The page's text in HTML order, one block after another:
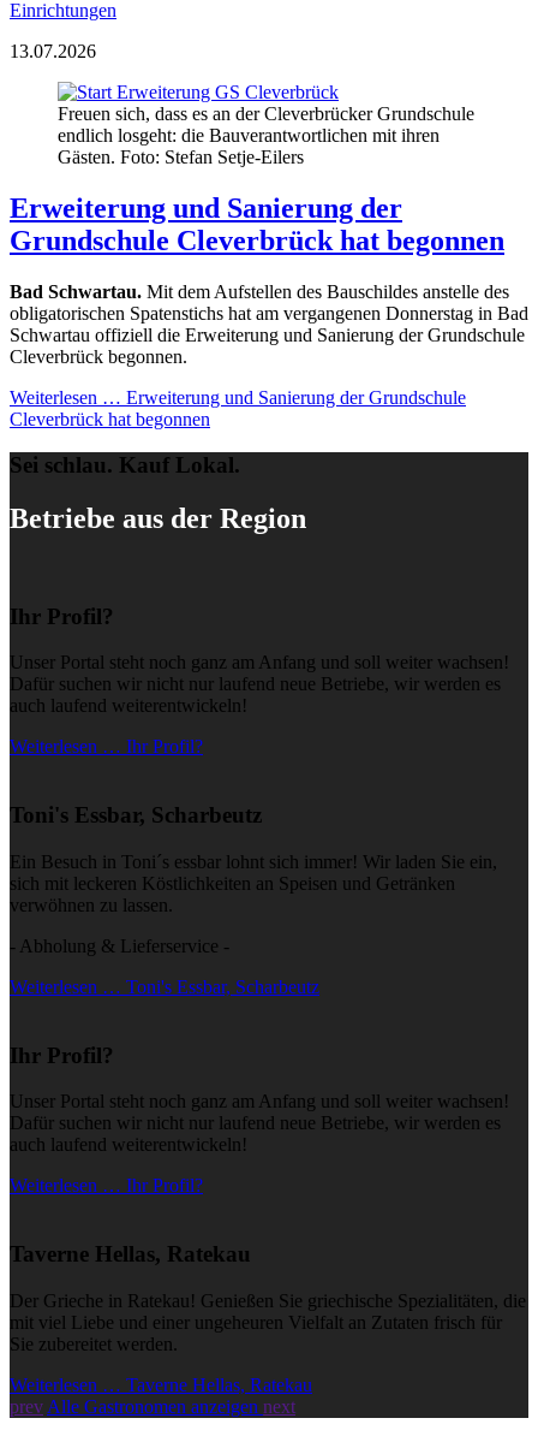
Einrichtungen
13.07.2026
Freuen sich, dass es an der Cleverbrücker Grundschule
endlich losgeht: die Bauverantwortlichen mit ihren
Gästen. Foto: Stefan Setje-Eilers
Erweiterung und Sanierung der
Grundschule Cleverbrück hat begonnen
Bad Schwartau. Mit dem Aufstellen des Bauschildes anstelle des
obligatorischen Spatenstichs hat am vergangenen Donnerstag in Bad
Schwartau offiziell die Erweiterung und Sanierung der Grundschule
Cleverbrück begonnen.
Weiterlesen … Erweiterung und Sanierung der Grundschule
Cleverbrück hat begonnen
Sei schlau. Kauf Lokal.
Betriebe aus der Region
Ihr Profil?
Unser Portal steht noch ganz am Anfang und soll weiter wachsen!
Dafür suchen wir nicht nur laufend neue Betriebe, wir werden es
auch laufend weiterentwickeln!
Weiterlesen … Ihr Profil?
Toni's Essbar, Scharbeutz
Ein Besuch in Toni´s essbar lohnt sich immer! Wir laden Sie ein,
sich mit leckeren Köstlichkeiten an Speisen und Getränken
verwöhnen zu lassen.
- Abholung & Lieferservice -
Weiterlesen … Toni's Essbar, Scharbeutz
Ihr Profil?
Unser Portal steht noch ganz am Anfang und soll weiter wachsen!
Dafür suchen wir nicht nur laufend neue Betriebe, wir werden es
auch laufend weiterentwickeln!
Weiterlesen … Ihr Profil?
Taverne Hellas, Ratekau
Der Grieche in Ratekau! Genießen Sie griechische Spezialitäten, die
mit viel Liebe und einer ungeheuren Vielfalt an Zutaten frisch für
Sie zubereitet werden.
Weiterlesen … Taverne Hellas, Ratekau
prev Alle Gastronomen anzeigen next